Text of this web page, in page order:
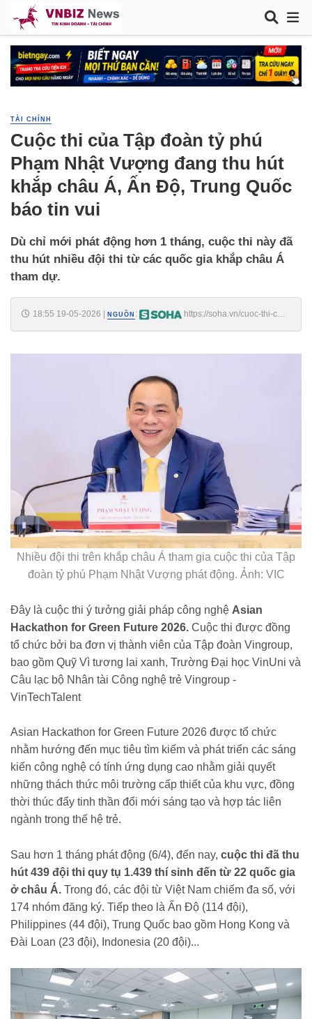
TÀI CHÍNH
Cuộc thi của Tập đoàn tỷ phú
Phạm Nhật Vượng đang thu hút
khắp châu Á, Ấn Độ, Trung Quốc
báo tin vui
Dù chỉ mới phát động hơn 1 tháng, cuộc thi này đã
thu hút nhiều đội thi từ các quốc gia khắp châu Á
tham dự.
18:55 19-05-2026 NGUỒN :
https://soha.vn/cuoc-thi-cua-
Nhiều đội thi trên khắp châu Á tham gia cuộc thi của Tập
đoàn tỷ phú Phạm Nhật Vượng phát động. Ảnh: VIC
Đây là cuộc thi ý tưởng giải pháp công nghệ Asian
Hackathon for Green Future 2026. Cuộc thi được đồng
tổ chức bởi ba đơn vị thành viên của Tập đoàn Vingroup,
bao gồm Quỹ Vì tương lai xanh, Trường Đại học VinUni và
Câu lạc bộ Nhân tài Công nghệ trẻ Vingroup -
VinTechTalent
Asian Hackathon for Green Future 2026 được tổ chức
nhằm hướng đến mục tiêu tìm kiếm và phát triển các sáng
kiến công nghệ có tính ứng dụng cao nhằm giải quyết
những thách thức môi trường cấp thiết của khu vực, đồng
thời thúc đẩy tinh thần đổi mới sáng tạo và hợp tác liên
ngành trong thế hệ trẻ.
Sau hơn 1 tháng phát động (6/4), đến nay, cuộc thi đã thu
hút 439 đội thi quy tụ 1.439 thí sinh đến từ 22 quốc gia
ở châu Á. Trong đó, các đội từ Việt Nam chiếm đa số, với
174 nhóm đăng ký. Tiếp theo là Ấn Độ (114 đội),
Philippines (44 đội), Trung Quốc bao gồm Hong Kong và
Đài Loan (23 đội), Indonesia (20 đội)...